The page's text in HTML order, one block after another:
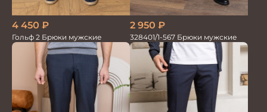
4 450 ₽
Гольф 2 Брюки мужские
2 950 ₽
328401/1-567 Брюки мужские